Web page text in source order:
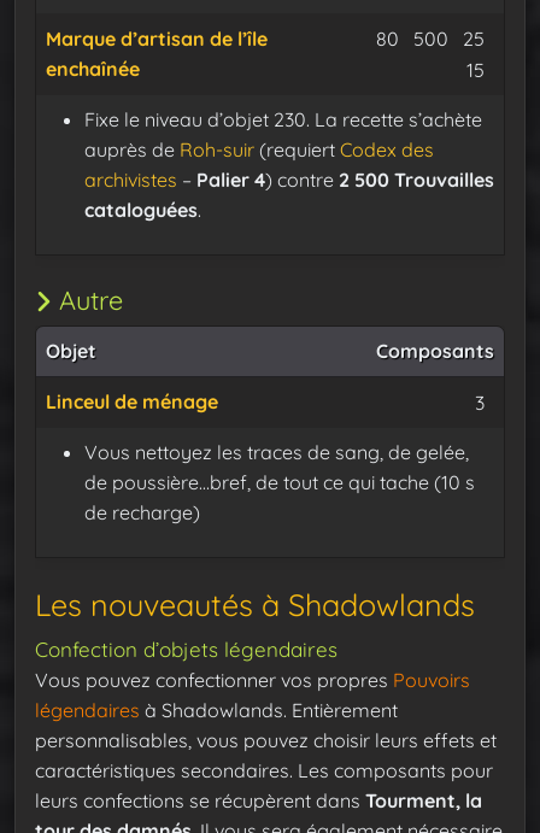
Marque d’artisan de l’île
enchaînée
80 Soie
500 Suaire
25
15
Fixe le niveau d’objet 230. La recette s’achète
auprès de Roh-suir (requiert Codex des
archivistes – Palier 4) contre 2 500 Trouvailles
cataloguées.
Autre
Objet Composants
Linceul de ménage 3
Vous nettoyez les traces de sang, de gelée,
de poussière…bref, de tout ce qui tache (10 s
de recharge)
Les nouveautés à Shadowlands
Confection d’objets légendaires
Vous pouvez confectionner vos propres Pouvoirs
légendaires à Shadowlands. Entièrement
personnalisables, vous pouvez choisir leurs effets et
caractéristiques secondaires. Les composants pour
leurs confections se récupèrent dans Tourment, la